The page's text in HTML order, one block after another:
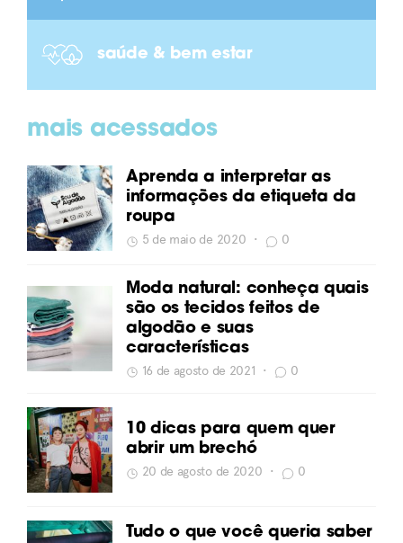
saúde & bem estar
mais acessados
Aprenda a interpretar as
informações da etiqueta da
roupa
5 de maio de 2020 • 0
Moda natural: conheça quais
são os tecidos feitos de
algodão e suas
características
16 de agosto de 2021 • 0
10 dicas para quem quer
abrir um brechó
20 de agosto de 2020 • 0
Tudo o que você queria saber